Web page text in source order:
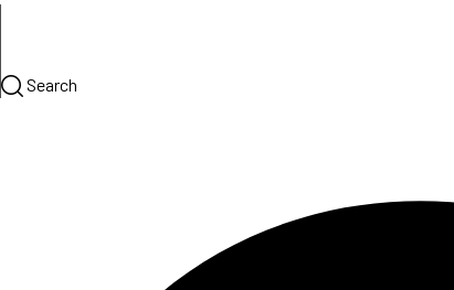
Your rating
Search